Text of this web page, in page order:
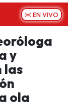
EN VIVO
y
las
ola